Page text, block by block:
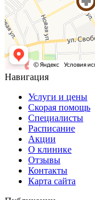
Навигация
Услуги и цены
Скорая помощь
Специалисты
Расписание
Акции
О клинике
Отзывы
Контакты
Карта сайта